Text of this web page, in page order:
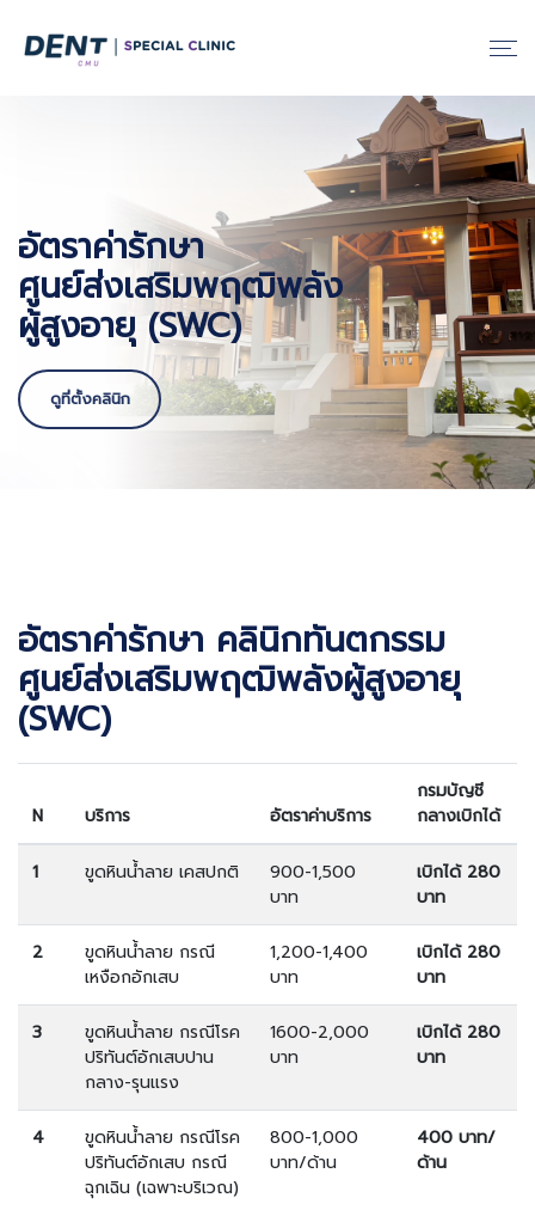
อัตราค่ารักษา
ศูนย์ส่งเสริมพฤฒิพลัง
ผู้สูงอายุ (SWC)
ดูที่ตั้งคลินิก
อัตราค่ารักษา คลินิกทันตกรรม
ศูนย์ส่งเสริมพฤฒิพลังผู้สูงอายุ
(SWC)
N บริการ อัตราค่าบริการ
กรมบัญชี
กลางเบิกได้
1 ขูดหินน้ำลาย เคสปกติ
900-1,500
บาท
เบิกได้ 280
บาท
2
ขูดหินน้ำลาย กรณี
เหงือกอักเสบ
1,200-1,400
บาท
เบิกได้ 280
บาท
3
ขูดหินน้ำลาย กรณีโรค
ปริทันต์อักเสบปาน
กลาง-รุนแรง
1600-2,000
บาท
เบิกได้ 280
บาท
4
ขูดหินน้ำลาย กรณีโรค
ปริทันต์อักเสบ กรณี
ฉุกเฉิน (เฉพาะบริเวณ)
800-1,000
บาท/ด้าน
400 บาท/
ด้าน